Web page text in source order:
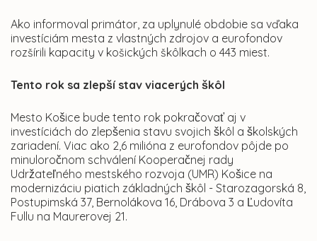
Ako informoval primátor, za uplynulé obdobie sa vďaka
investíciám mesta z vlastných zdrojov a eurofondov
rozšírili kapacity v košických škôlkach o 443 miest.
Tento rok sa zlepší stav viacerých škôl
Mesto Košice bude tento rok pokračovať aj v
investíciách do zlepšenia stavu svojich škôl a školských
zariadení. Viac ako 2,6 milióna z eurofondov pôjde po
minuloročnom schválení Kooperačnej rady
Udržateľného mestského rozvoja (UMR) Košice na
modernizáciu piatich základných škôl - Starozagorská 8,
Postupimská 37, Bernolákova 16, Drábova 3 a Ľudovíta
Fullu na Maurerovej 21.